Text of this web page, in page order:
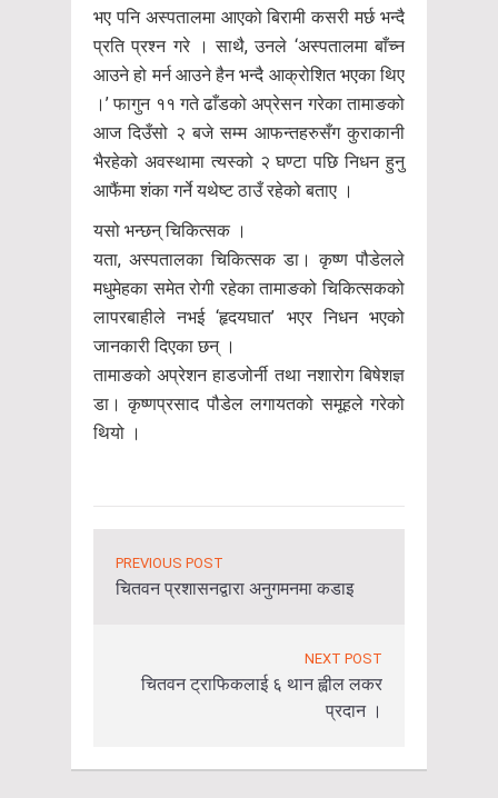
भए पनि अस्पतालमा आएको बिरामी कसरी मर्छ भन्दै
प्रति प्रश्न गरे । साथै, उनले ‘अस्पतालमा बाँच्न
आउने हो मर्न आउने हैन भन्दै आक्रोशित भएका थिए
।’ फागुन ११ गते ढाँडको अप्रेसन गरेका तामाङको
आज दिउँसो २ बजे सम्म आफन्तहरुसँग कुराकानी
भैरहेको अवस्थामा त्यस्को २ घण्टा पछि निधन हुनु
आफैंमा शंका गर्ने यथेष्ट ठाउँ रहेको बताए ।
यसो भन्छन् चिकित्सक ।
यता, अस्पतालका चिकित्सक डा। कृष्ण पौडेलले
मधुमेहका समेत रोगी रहेका तामाङको चिकित्सकको
लापरबाहीले नभई ‘हृदयघात’ भएर निधन भएको
जानकारी दिएका छन् ।
तामाङको अप्रेशन हाडजोर्नी तथा नशारोग बिषेशज्ञ
डा। कृष्णप्रसाद पौडेल लगायतको समूहले गरेको
थियो ।
PREVIOUS POST
चितवन प्रशासनद्वारा अनुगमनमा कडाइ
NEXT POST
चितवन ट्राफिकलाई ६ थान ह्वील लकर
प्रदान ।